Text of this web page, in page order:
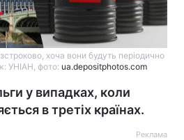
хоча вони будуть періодично
УНІАН, фото: ua.depositphotos.com
у випадках, коли
в третіх країнах.
Реклама